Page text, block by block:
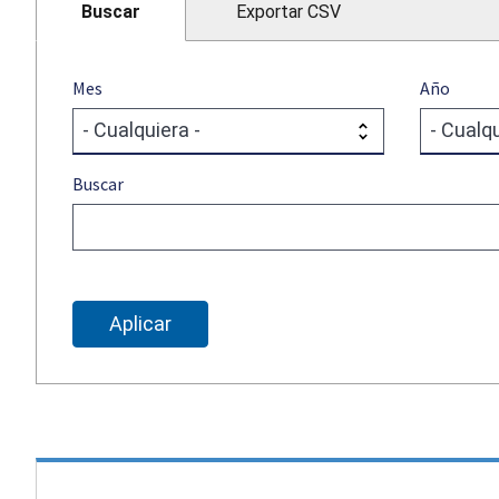
Buscar Exportar CSV
Mes Año
Buscar